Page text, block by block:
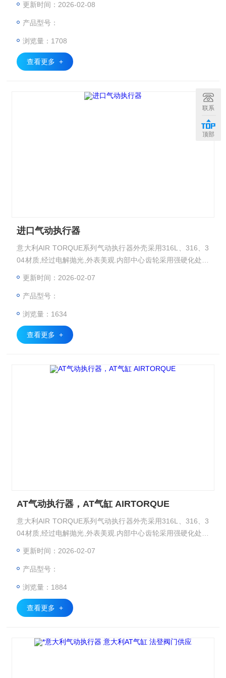
压铸工艺制作的铝合金活塞保证了双活塞精确的对称性,双导
更新时间：2026-02-08
产品型号：
浏览量：1708
查看更多 +
进口气动执行器
意大利AIR TORQUE系列气动执行器外壳采用316L、316、3
04材质,经过电解抛光,外表美观.内部中心齿轮采用强硬化处理
执行器，进口气动执行器
更新时间：2026-02-07
产品型号：
浏览量：1634
查看更多 +
AT气动执行器，AT气缸 AIRTORQUE
意大利AIR TORQUE系列气动执行器外壳采用316L、316、3
04材质,经过电解抛光,外表美观.内部中心齿轮采用强硬化处理
更新时间：2026-02-07
产品型号：
浏览量：1884
查看更多 +
联系
顶部